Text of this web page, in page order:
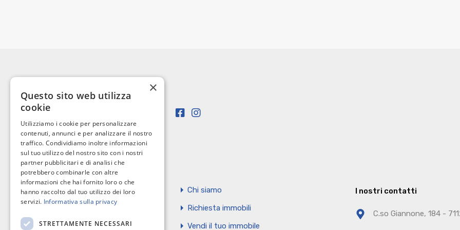
Home
Chi siamo
Richiesta immobili
Contatti
Vendi il tuo immobile
I nostri contatti
C.so Giannone, 184 -
×
Questo sito web utilizza
cookie
Utilizziamo i cookie per personalizzare
contenuti, annunci e per analizzare il nostro
traffico. Condividiamo inoltre informazioni
sul tuo utilizzo del nostro sito con i nostri
partner pubblicitari e di analisi che
potrebbero combinarle con altre
informazioni che hai fornito loro o che
hanno raccolto dal tuo utilizzo dei loro
servizi. Informativa sulla privacy
STRETTAMENTE NECESSARI